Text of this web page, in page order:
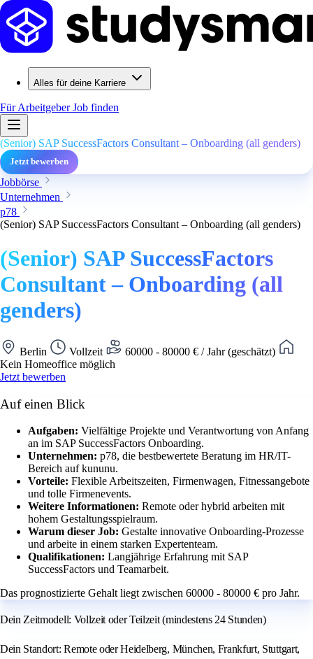
Alles für deine Karriere
Für ArbeitgeberJob finden
(Senior) SAP SuccessFactors Consultant – Onboarding (all genders)
Jetzt bewerben
Jobbörse
Unternehmen
p78
(Senior) SAP SuccessFactors Consultant – Onboarding (all genders)
(Senior) SAP SuccessFactors
Consultant – Onboarding (all
genders)
Berlin Vollzeit
60000 - 80000 € / Jahr (geschätzt)
Kein Homeoffice möglich
Jetzt bewerben
Auf einen Blick
Aufgaben: Vielfältige Projekte und Verantwortung von Anfang
an im SAP SuccessFactors Onboarding.
Unternehmen: p78, die bestbewertete Beratung im HR/IT-
Bereich auf kununu.
Vorteile: Flexible Arbeitszeiten, Firmenwagen, Fitnessangebote
und tolle Firmenevents.
Weitere Informationen: Remote oder hybrid arbeiten mit
hohem Gestaltungsspielraum.
Warum dieser Job: Gestalte innovative Onboarding-Prozesse
und arbeite in einem starken Expertenteam.
Qualifikationen: Langjährige Erfahrung mit SAP
SuccessFactors und Teamarbeit.
Das prognostizierte Gehalt liegt zwischen 60000 - 80000 € pro Jahr.
Dein Zeitmodell: Vollzeit oder Teilzeit (mindestens 24 Stunden)
Dein Standort: Remote oder Heidelberg, München, Frankfurt, Stuttgart,